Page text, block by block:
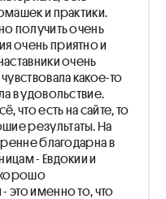
и практики.
получить очень
очень приятно и
очень
какое-то
в удовольствие.
что есть на сайте, то
результаты. На
благодарна в
- Евдокии и
хорошо
это именно то, что